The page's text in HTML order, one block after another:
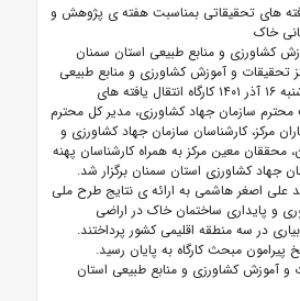
یافته های تحقیقاتی بمناسبت هفته ی پژوهش و
خاک
کشاورزی و منابع طبیعی استان سمنان
تحقیقات و آموزش کشاورزی و منابع طبیعی
استان سمنان، در روز چهارشنبه ۱۶ آذر ۱۴۰۱ کارگاه انتقال یافته های
سازمان جهاد کشاورزی، مدیر کل محترم
مرکز، کارشناسان سازمان جهاد کشاورزی و
محققان معین مرکز به همراه کارشناسان پهنه
جهاد کشاورزی استان سمنان برگزار شد.
علی اصغر هاشمی به ارائه ی نتایج طرح ملی
و پایداری ساختمان خاک در اراضی
در سه منطقه اقلیمی کشور پرداختند.
مبحث کارگاه به پایان رسید.
و آموزش کشاورزی و منابع طبیعی استان